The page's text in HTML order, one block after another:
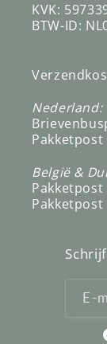
KVK:
BTW-ID:
Nederland:
Pakketpost
België &
Pakketpost
Pakketpost